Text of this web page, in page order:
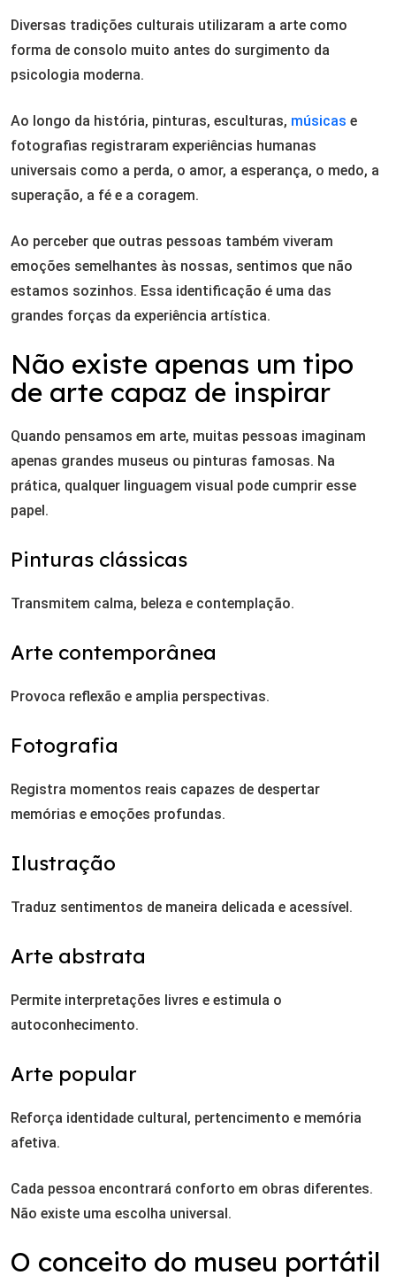
Diversas tradições culturais utilizaram a arte como
forma de consolo muito antes do surgimento da
psicologia moderna.
Ao longo da história, pinturas, esculturas, músicas e
fotografias registraram experiências humanas
universais como a perda, o amor, a esperança, o medo, a
superação, a fé e a coragem.
Ao perceber que outras pessoas também viveram
emoções semelhantes às nossas, sentimos que não
estamos sozinhos. Essa identificação é uma das
grandes forças da experiência artística.
Não existe apenas um tipo
de arte capaz de inspirar
Quando pensamos em arte, muitas pessoas imaginam
apenas grandes museus ou pinturas famosas. Na
prática, qualquer linguagem visual pode cumprir esse
papel.
Pinturas clássicas
Transmitem calma, beleza e contemplação.
Arte contemporânea
Provoca reflexão e amplia perspectivas.
Fotografia
Registra momentos reais capazes de despertar
memórias e emoções profundas.
Ilustração
Traduz sentimentos de maneira delicada e acessível.
Arte abstrata
Permite interpretações livres e estimula o
autoconhecimento.
Arte popular
Reforça identidade cultural, pertencimento e memória
afetiva.
Cada pessoa encontrará conforto em obras diferentes.
Não existe uma escolha universal.
O conceito do museu portátil